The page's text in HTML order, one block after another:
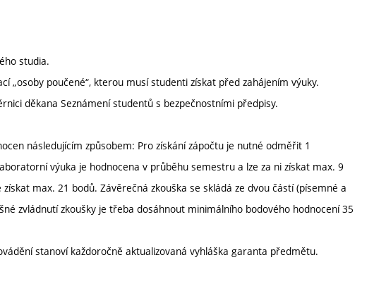
studia.
„osoby poučené“, kterou musí studenti získat před zahájením výuky.
děkana Seznámení studentů s bezpečnostními předpisy.
následujícím způsobem: Pro získání zápočtu je nutné odměřit 1
výuka je hodnocena v průběhu semestru a lze za ni získat max. 9
max. 21 bodů. Závěrečná zkouška se skládá ze dvou částí (písemné a
zvládnutí zkoušky je třeba dosáhnout minimálního bodového hodnocení 35
stanoví každoročně aktualizovaná vyhláška garanta předmětu.